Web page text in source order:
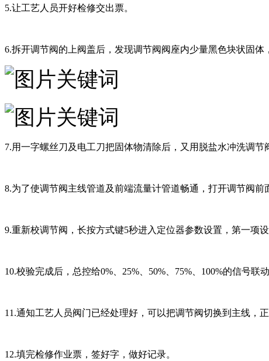
5.让工艺人员开好检修交出票。
6.拆开调节阀的上阀盖后，发现调节阀阀座内少量黑色块状固
7.用一字螺丝刀及电工刀把固体物清除后，又用脱盐水冲洗调节
8.为了使调节阀主线管道及前端流量计管道畅通，打开调节阀
9.重新校调节阀，长按方式键5秒进入定位器参数设置，第一项
10.校验完成后，总控给0%、25%、50%、75%、100%的信号联
11.通知工艺人员阀门已经处理好，可以把调节阀切换到主线，正
12.填完检修作业票，签好字，做好记录。